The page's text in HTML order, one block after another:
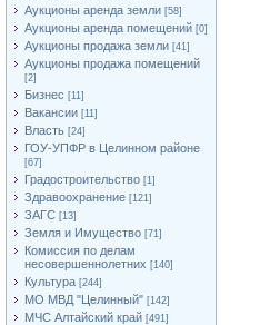
Аукционы аренда земли [58]
Аукционы аренда помещений [0]
Аукционы продажа земли [41]
Аукционы продажа помещений
[2]
Бизнес [11]
Вакансии [11]
Власть [24]
ГОУ-УПФР в Целинном районе
[67]
Градостроительство [1]
Здравоохранение [121]
ЗАГС [13]
Земля и Имущество [71]
Комиссия по делам
несовершеннолетних [140]
Культура [244]
МО МВД "Целинный" [142]
МЧС Алтайский край [491]